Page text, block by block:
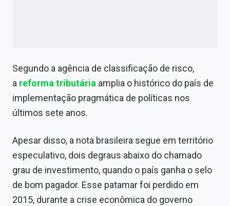
Conteúdo de Marca
Sobre
Contato
Segundo a agência de classificação de risco,
a reforma tributária amplia o histórico do país de
implementação pragmática de políticas nos
últimos sete anos.
Apesar disso, a nota brasileira segue em território
especulativo, dois degraus abaixo do chamado
grau de investimento, quando o país ganha o selo
de bom pagador. Esse patamar foi perdido em
2015, durante a crise econômica do governo